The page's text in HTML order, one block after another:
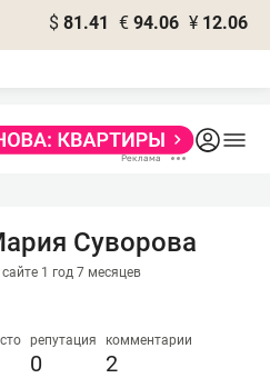
$ 81.41 € 94.06 ¥ 12.06
Суворова
сайте 1 год 7 месяцев
репутация
0
комментарии
2